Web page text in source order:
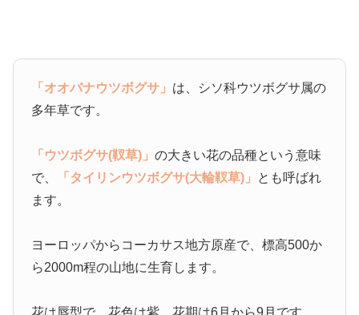
「オオバナウツボグサ」 は、シソ科ウツボグサ属の
多年草です。
「ウツボグサ(靫草)」の大きい花の品種という意味
で、
「タイリンウツボグサ(大輪靫草)」 とも呼ばれ
ます。
ヨーロッパからコーカサス地方原産で、標高500か
ら2000m程の山地に生育します。